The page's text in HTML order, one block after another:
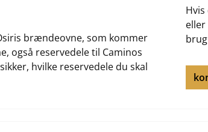
brændeovne, som kommer
også reservedele til Caminos
hvilke reservedele du skal